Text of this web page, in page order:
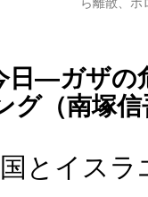
日―ガザの
グ（南塚
とイスラ